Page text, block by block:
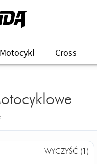
Motocykl Cross
WYCZYŚĆ ( )